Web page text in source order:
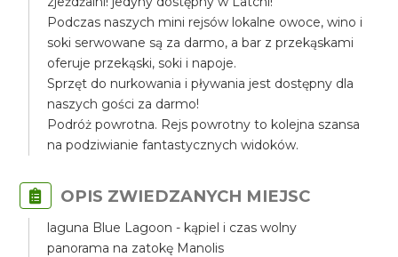
Podczas naszych mini rejsów lokalne owoce, wino i
soki serwowane są za darmo, a bar z przekąskami
oferuje przekąski, soki i napoje.
Sprzęt do nurkowania i pływania jest dostępny dla
naszych gości za darmo!
Podróż powrotna. Rejs powrotny to kolejna szansa
na podziwianie fantastycznych widoków.
OPIS ZWIEDZANYCH MIEJSC
laguna Blue Lagoon - kąpiel i czas wolny
panorama na zatokę Manolis